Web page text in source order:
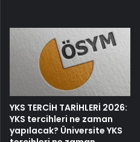
YKS TERCİH TARİHLERİ 2026:
YKS tercihleri ne zaman
yapılacak? Üniversite YKS